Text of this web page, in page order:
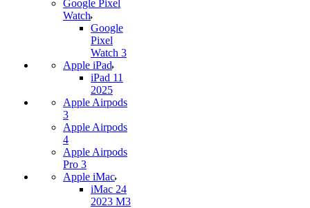
Google Pixel
Watch
Google
Pixel
Watch 3
Apple iPad
iPad 11
2025
Apple Airpods
3
Apple Airpods
4
Apple Airpods
Pro 3
Apple iMac
iMac 24
2023 M3